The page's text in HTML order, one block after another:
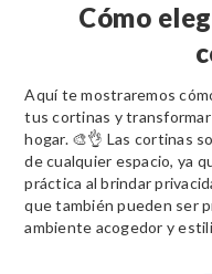
Cómo
Aquí te mostraremos
tus cortinas y
hogar. 🎨👌 Las cortinas
de cualquier espacio, ya
práctica al brindar
que también pueden ser
ambiente acogedor y